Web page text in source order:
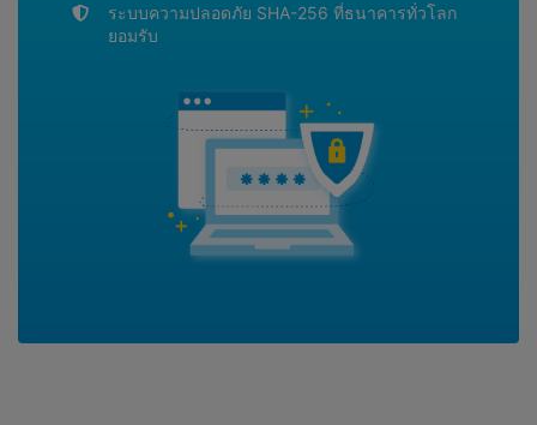
ระบบความปลอดภัย SHA-256 ที่ธนาคารทั่วโลก
ยอมรับ